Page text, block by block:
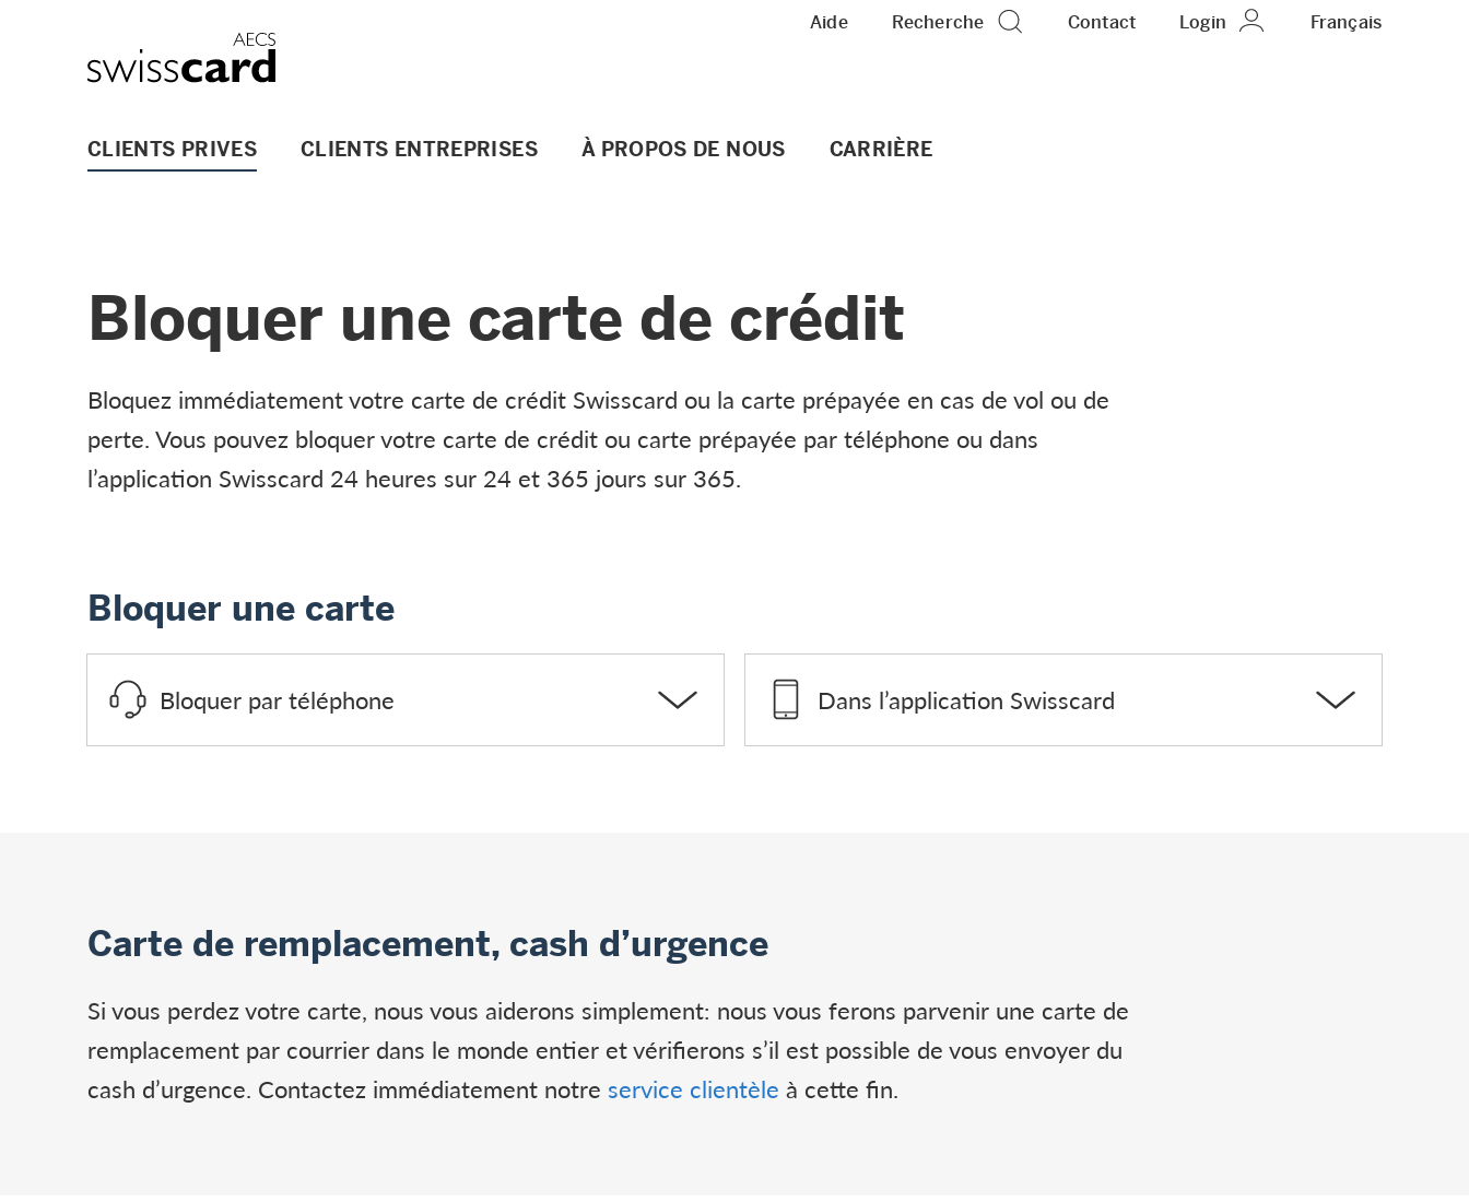
Aide Recherche Contact Login FR
Français
Navigation principale
CLIENTS PRIVES CLIENTS ENTREPRISES À PROPOS DE NOUS CARRIÈRE
Bloquer une carte de crédit
Bloquez immédiatement votre carte de crédit Swisscard ou la carte prépayée en cas de vol ou de
perte. Vous pouvez bloquer votre carte de crédit ou carte prépayée par téléphone ou dans
l’application Swisscard 24 heures sur 24 et 365 jours sur 365.
Bloquer une carte
Bloquer par téléphone Dans l’application Swisscard
Carte de remplacement, cash d’urgence
Si vous perdez votre carte, nous vous aiderons simplement: nous vous ferons parvenir une carte de
remplacement par courrier dans le monde entier et vérifierons s’il est possible de vous envoyer du
cash d’urgence. Contactez immédiatement notre service clientèle à cette fin.